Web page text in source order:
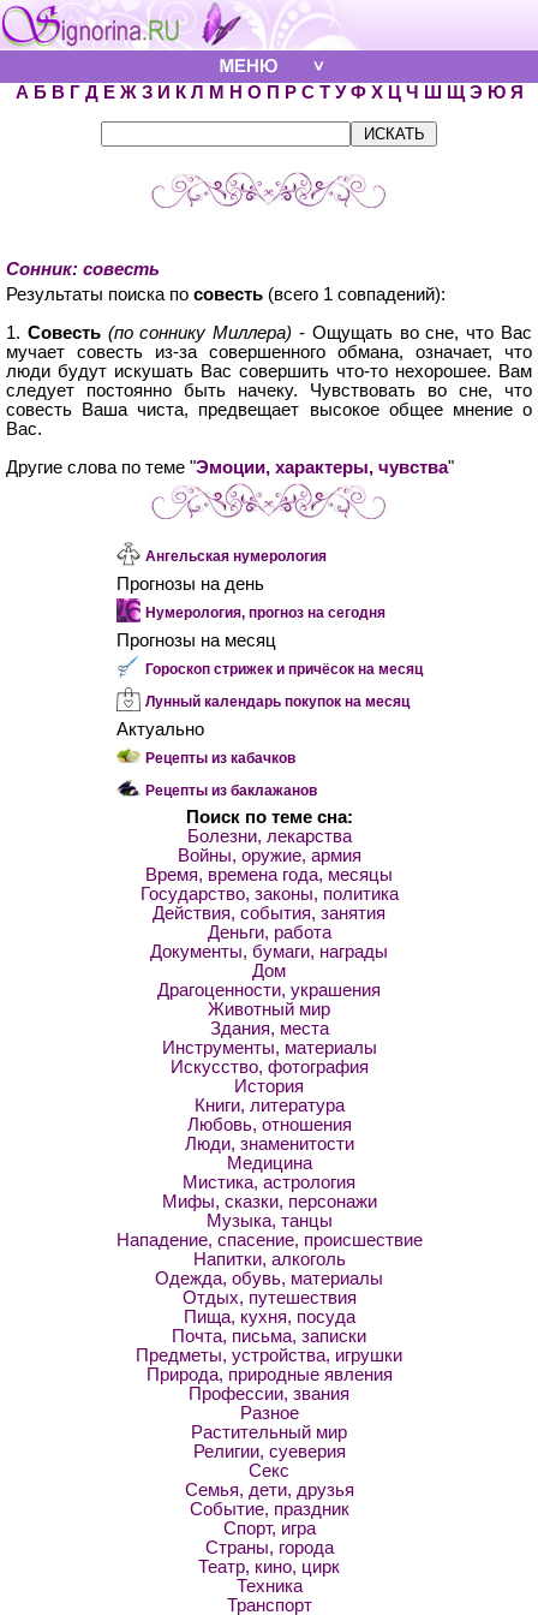
А Б В Г Д Е Ж З И К Л М Н О П Р С Т У Ф Х Ц Ч Ш Щ Э Ю Я
Сонник: совесть
Результаты поиска по совесть (всего 1 совпадений):
1. Совесть (по соннику Миллера) - Ощущать во сне, что Вас
мучает совесть из-за совершенного обмана, означает, что
люди будут искушать Вас совершить что-то нехорошее. Вам
следует постоянно быть начеку. Чувствовать во сне, что
совесть Ваша чиста, предвещает высокое общее мнение о
Вас.
Другие слова по теме "Эмоции, характеры, чувства"
Ангельская нумерология
Прогнозы на день
Нумерология, прогноз на сегодня
Прогнозы на месяц
Гороскоп стрижек и причёсок на месяц
Лунный календарь покупок на месяц
Актуально
Рецепты из кабачков
Рецепты из баклажанов
Поиск по теме сна:
Болезни, лекарства
Войны, оружие, армия
Время, времена года, месяцы
Государство, законы, политика
Действия, события, занятия
Деньги, работа
Документы, бумаги, награды
Дом
Драгоценности, украшения
Животный мир
Здания, места
Инструменты, материалы
Искусство, фотография
История
Книги, литература
Любовь, отношения
Люди, знаменитости
Медицина
Мистика, астрология
Мифы, сказки, персонажи
Музыка, танцы
Нападение, спасение, происшествие
Напитки, алкоголь
Одежда, обувь, материалы
Отдых, путешествия
Пища, кухня, посуда
Почта, письма, записки
Предметы, устройства, игрушки
Природа, природные явления
Профессии, звания
Разное
Растительный мир
Религии, суеверия
Секс
Семья, дети, друзья
Событие, праздник
Спорт, игра
Страны, города
Театр, кино, цирк
Техника
Транспорт